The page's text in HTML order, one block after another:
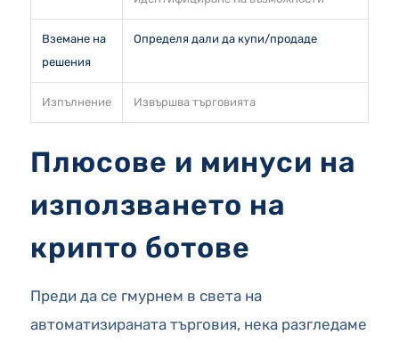
Вземане на
решения
Определя дали да купи/продаде
Изпълнение Извършва търговията
Плюсове и минуси на
използването на
крипто ботове
Преди да се гмурнем в света на
автоматизираната търговия, нека разгледаме